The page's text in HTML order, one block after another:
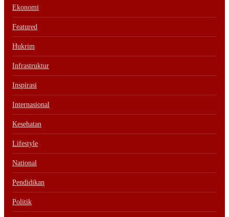
Ekonomi
Featured
Hukrim
Infrastruktur
Inspirasi
Internasional
Kesehatan
Lifestyle
National
Pendidikan
Politik